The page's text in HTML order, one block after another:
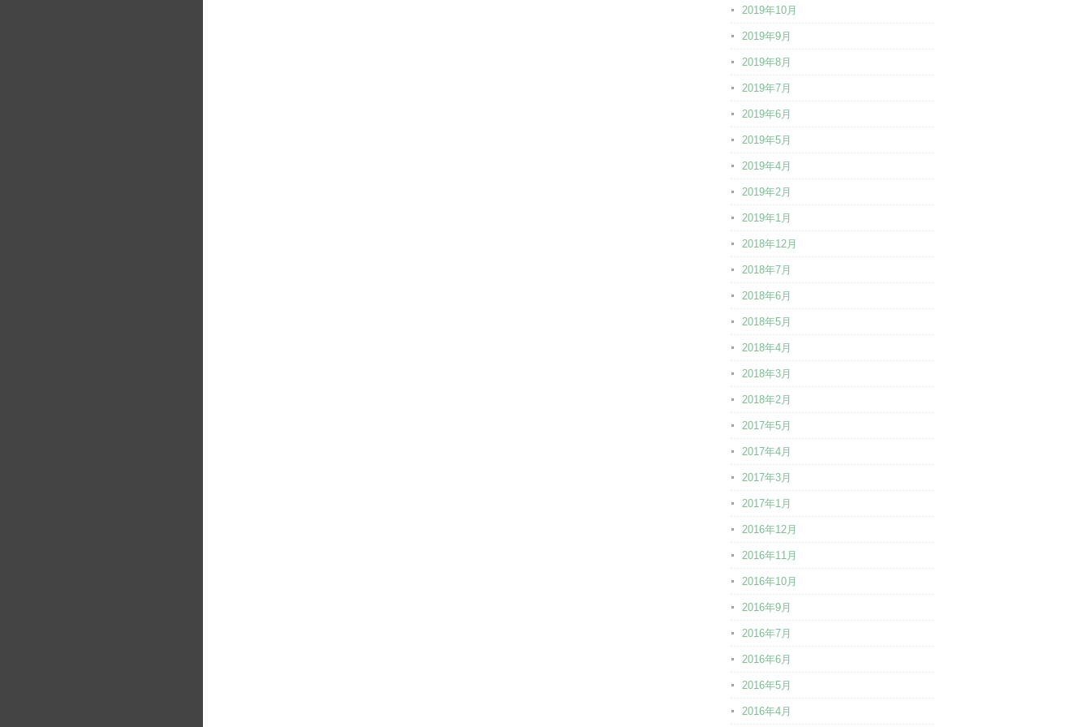
2019年10月
2019年9月
2019年8月
2019年7月
2019年6月
2019年5月
2019年4月
2019年2月
2019年1月
2018年12月
2018年7月
2018年6月
2018年5月
2018年4月
2018年3月
2018年2月
2017年5月
2017年4月
2017年3月
2017年1月
2016年12月
2016年11月
2016年10月
2016年9月
2016年7月
2016年6月
2016年5月
2016年4月